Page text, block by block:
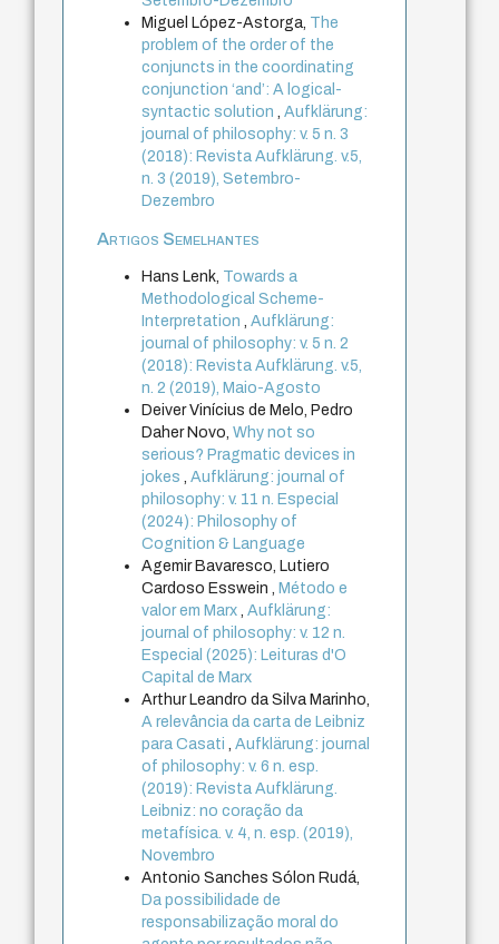
Miguel López-Astorga, The
problem of the order of the
conjuncts in the coordinating
conjunction ‘and’: A logical-
syntactic solution,Aufklärung:
journal of philosophy: v. 5 n. 3
(2018): Revista Aufklärung. v.5,
n. 3 (2019), Setembro-
Dezembro
Artigos Semelhantes
Hans Lenk, Towards a
Methodological Scheme-
Interpretation,Aufklärung:
journal of philosophy: v. 5 n. 2
(2018): Revista Aufklärung. v.5,
n. 2 (2019), Maio-Agosto
Deiver Vinícius de Melo, Pedro
Daher Novo,Why not so
serious? Pragmatic devices in
jokes,Aufklärung: journal of
philosophy: v. 11 n. Especial
(2024): Philosophy of
Cognition & Language
Agemir Bavaresco, Lutiero
Cardoso Esswein , Método e
valor em Marx,Aufklärung:
journal of philosophy: v. 12 n.
Especial (2025): Leituras d'O
Capital de Marx
Arthur Leandro da Silva Marinho,
A relevância da carta de Leibniz
para Casati,Aufklärung: journal
of philosophy: v. 6 n. esp.
(2019): Revista Aufklärung.
Leibniz: no coração da
metafísica. v. 4, n. esp. (2019),
Novembro
Antonio Sanches Sólon Rudá,
Da possibilidade de
responsabilização moral do